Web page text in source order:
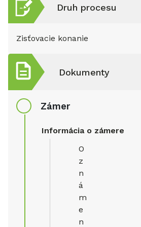
Druh procesu
Zisťovacie konanie
Dokumenty
Zámer
Informácia o zámere
O
z
n
á
m
e
n